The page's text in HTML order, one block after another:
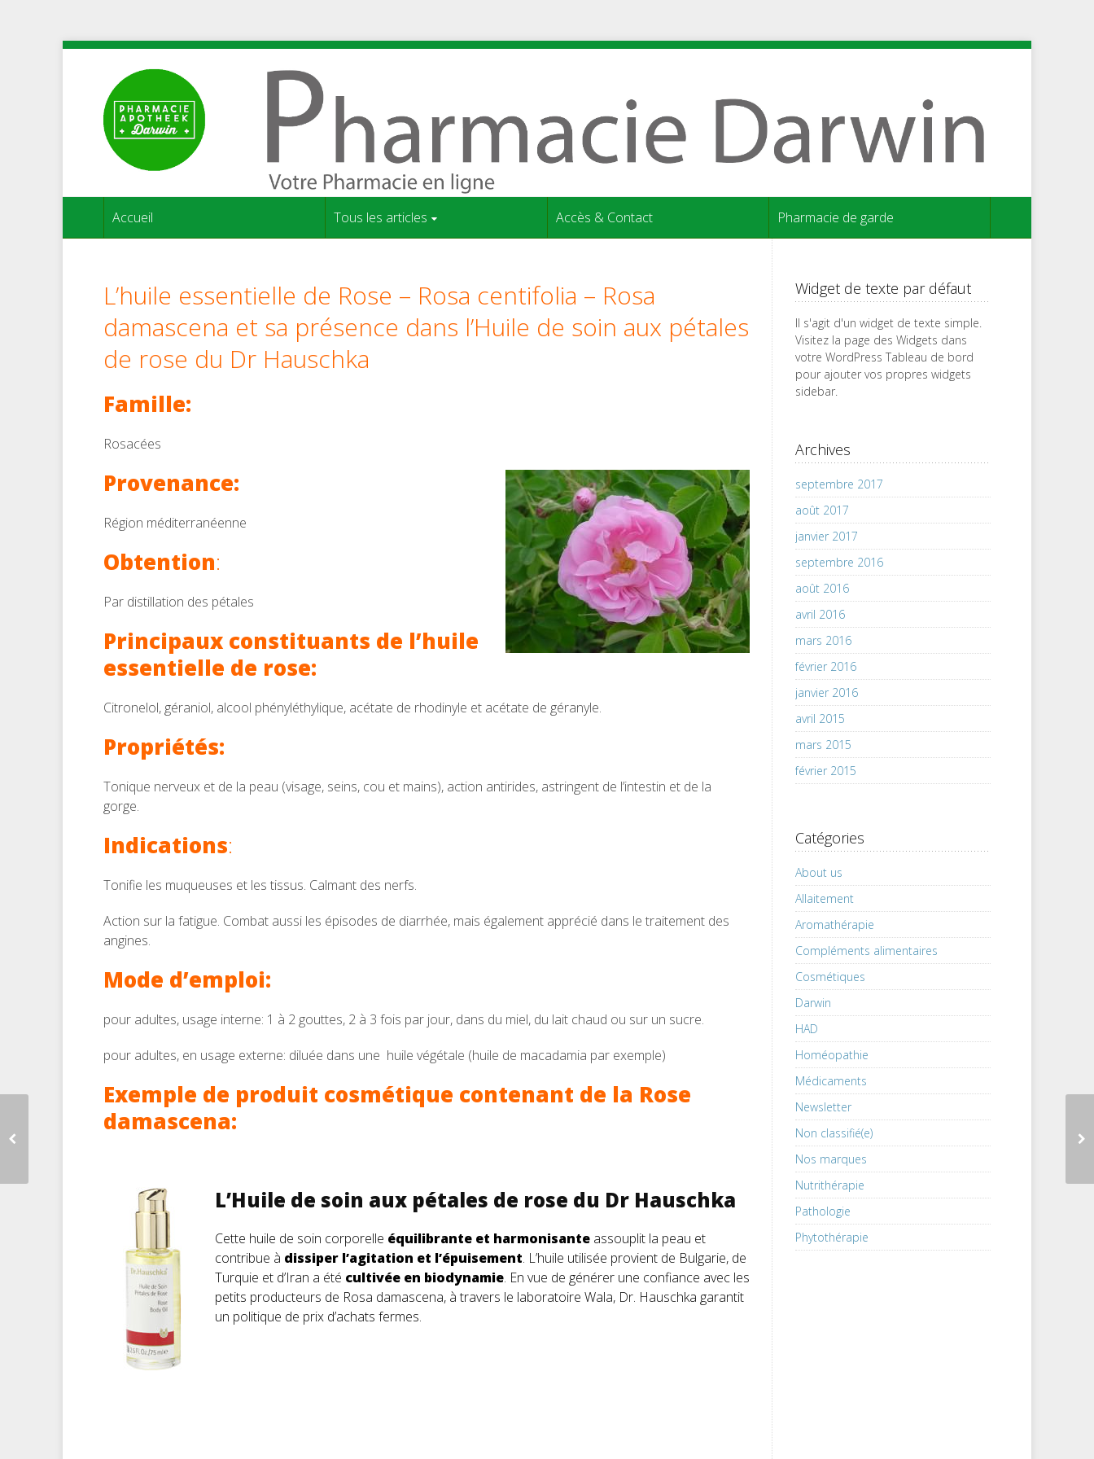
Accueil Tous les articles Accès & Contact Pharmacie de garde
L’huile essentielle de Rose – Rosa centifolia – Rosa
damascena et sa présence dans l’Huile de soin aux pétales
de rose du Dr Hauschka
Famille:
Rosacées
Provenance:
Région méditerranéenne
Obtention:
Par distillation des pétales
Principaux constituants de l’huile
essentielle de rose:
Citronelol, géraniol, alcool phényléthylique, acétate de rhodinyle et acétate de géranyle.
Propriétés:
Tonique nerveux et de la peau (visage, seins, cou et mains), action antirides, astringent de l’intestin et de la
gorge.
Indications:
Tonifie les muqueuses et les tissus. Calmant des nerfs.
Action sur la fatigue. Combat aussi les épisodes de diarrhée, mais également apprécié dans le traitement des
angines.
Mode d’emploi:
pour adultes, usage interne: 1 à 2 gouttes, 2 à 3 fois par jour, dans du miel, du lait chaud ou sur un sucre.
pour adultes, en usage externe: diluée dans une huile végétale (huile de macadamia par exemple)
Exemple de produit cosmétique contenant de la Rose
damascena:
L’Huile de soin aux pétales de rose du Dr Hauschka
Cette huile de soin corporelle équilibrante et harmonisante assouplit la peau et
contribue à dissiper l’agitation et l’épuisement. L’huile utilisée provient de Bulgarie, de
Turquie et d’Iran a été cultivée en biodynamie. En vue de générer une confiance avec les
petits producteurs de Rosa damascena, à travers le laboratoire Wala, Dr. Hauschka garantit
un politique de prix d’achats fermes.
Widget de texte par défaut
Il s'agit d'un widget de texte simple.
Visitez la page des Widgets dans
votre WordPress Tableau de bord
pour ajouter vos propres widgets
sidebar.
Archives
septembre 2017
août 2017
janvier 2017
septembre 2016
août 2016
avril 2016
mars 2016
février 2016
janvier 2016
avril 2015
mars 2015
février 2015
Catégories
About us
Allaitement
Aromathérapie
Compléments alimentaires
Cosmétiques
Darwin
HAD
Homéopathie
Médicaments
Newsletter
Non classifié(e)
Nos marques
Nutrithérapie
Pathologie
Phytothérapie